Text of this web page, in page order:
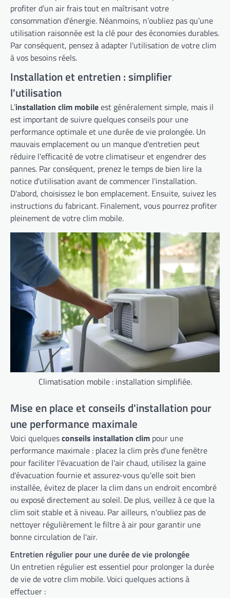
profiter d’un air frais tout en maîtrisant votre
consommation d'énergie. Néanmoins, n’oubliez pas qu’une
utilisation raisonnée est la clé pour des économies durables.
Par conséquent, pensez à adapter l'utilisation de votre clim
à vos besoins réels.
Installation et entretien : simplifier
l'utilisation
L’installation clim mobileest généralement simple, mais il
est important de suivre quelques conseils pour une
performance optimale et une durée de vie prolongée. Un
mauvais emplacement ou un manque d'entretien peut
réduire l'efficacité de votre climatiseur et engendrer des
pannes. Par conséquent, prenez le temps de bien lire la
notice d'utilisation avant de commencer l'installation.
D'abord, choisissez le bon emplacement. Ensuite, suivez les
instructions du fabricant. Finalement, vous pourrez profiter
pleinement de votre clim mobile.
Climatisation mobile : installation simplifiée.
Mise en place et conseils d'installation pour
une performance maximale
Voici quelquesconseils installation clim pour une
performance maximale : placez la clim près d'une fenêtre
pour faciliter l'évacuation de l'air chaud, utilisez la gaine
d'évacuation fournie et assurez-vous qu'elle soit bien
installée, évitez de placer la clim dans un endroit encombré
ou exposé directement au soleil. De plus, veillez à ce que la
clim soit stable et à niveau. Par ailleurs, n'oubliez pas de
nettoyer régulièrement le filtre à air pour garantir une
bonne circulation de l'air.
Entretien régulier pour une durée de vie prolongée
Un entretien régulier est essentiel pour prolonger la durée
de vie de votre clim mobile. Voici quelques actions à
effectuer :